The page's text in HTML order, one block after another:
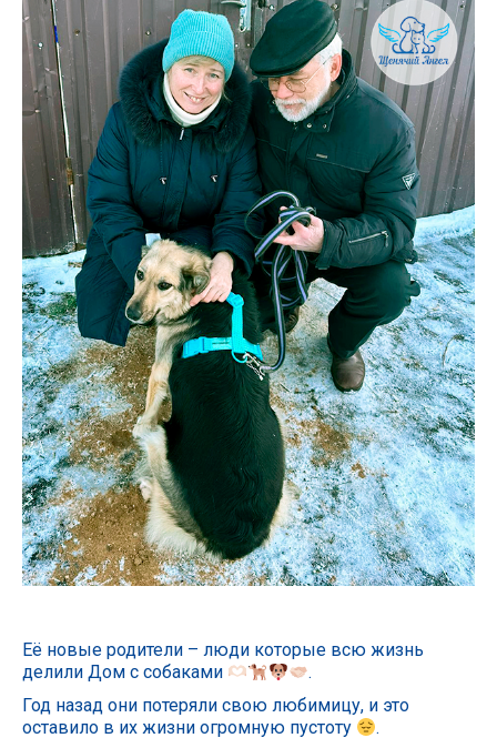
Её новые родители – люди которые всю жизнь
делили Дом с собаками
.
Год назад они потеряли свою любимицу, и это
оставило в их жизни огромную пустоту
.